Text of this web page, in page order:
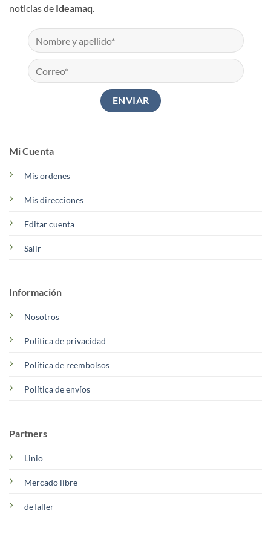
Mi Cuenta
Mis ordenes
Mis direcciones
Editar cuenta
Salir
Información
Nosotros
Política de privacidad
Política de reembolsos
Política de envíos
Partners
Linio
Mercado libre
deTaller
noticias de Ideamaq.